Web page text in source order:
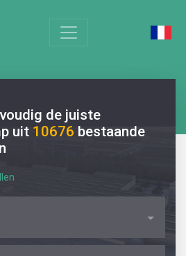
de juiste
uit 10676 bestaande